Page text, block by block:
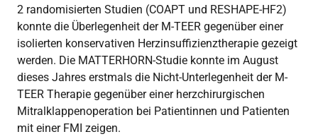
2 randomisierten Studien (COAPT und RESHAPE-HF2)
konnte die Überlegenheit der M-TEER gegenüber einer
isolierten konservativen Herzinsuffizienztherapie gezeigt
werden. Die MATTERHORN-Studie konnte im August
dieses Jahres erstmals die Nicht-Unterlegenheit der M-
TEER Therapie gegenüber einer herzchirurgischen
Mitralklappenoperation bei Patientinnen und Patienten
mit einer FMI zeigen.